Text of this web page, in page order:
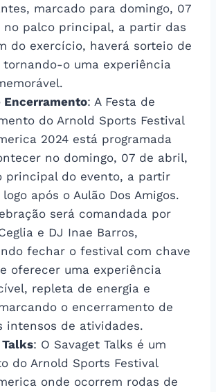
marcado para domingo, 07
no palco principal, a partir das
do exercício, haverá sorteio de
tornando-o uma experiência
Encerramento: A Festa de
do Arnold Sports Festival
2024 está programada
no domingo, 07 de abril,
principal do evento, a partir
logo após o Aulão Dos Amigos.
será comandada por
e DJ Inae Barros,
fechar o festival com chave
oferecer uma experiência
repleta de energia e
o encerramento de
intensos de atividades.
: O Savaget Talks é um
do Arnold Sports Festival
onde ocorrem rodas de